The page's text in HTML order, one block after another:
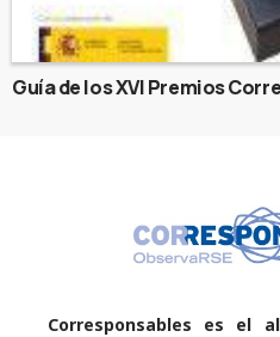
Guía de los XVI Premios
Corresponsables es el